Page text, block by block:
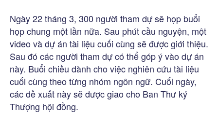
Ngày 22 tháng 3, 300 người tham dự sẽ họp buổi
họp chung một lần nữa. Sau phút cầu nguyện, một
video và dự án tài liệu cuối cùng sẽ được giới thiệu.
Sau đó các người tham dự có thể góp ý vào dự án
này. Buổi chiều dành cho việc nghiên cứu tài liệu
cuối cùng theo từng nhóm ngôn ngữ. Cuối ngày,
các đề xuất này sẽ được giao cho Ban Thư ký
Thượng hội đồng.